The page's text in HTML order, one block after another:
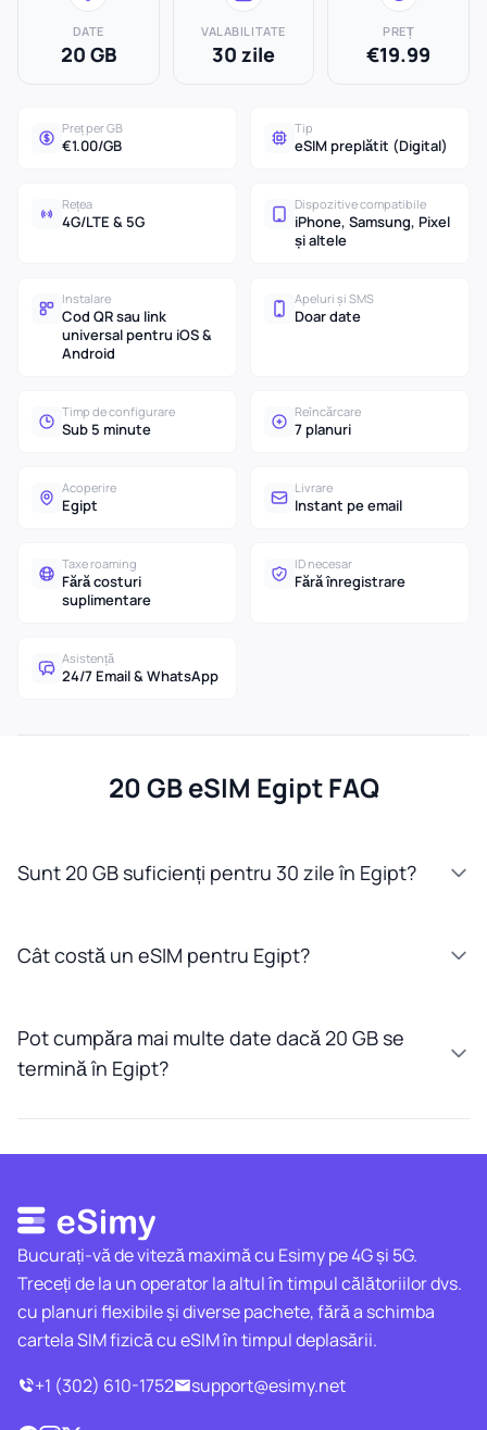
DATE
20 GB
VALABILITATE
30 zile
PREȚ
€19.99
Preț per GB
€1.00/GB
Tip
eSIM preplătit (Digital)
Rețea
4G/LTE & 5G
Dispozitive compatibile
iPhone, Samsung, Pixel
și altele
Instalare
Cod QR sau link
universal pentru iOS &
Android
Apeluri și SMS
Doar date
Timp de configurare
Sub 5 minute
Reîncărcare
7 planuri
Acoperire
Egipt
Livrare
Instant pe email
Taxe roaming
Fără costuri
suplimentare
ID necesar
Fără înregistrare
Asistență
24/7 Email & WhatsApp
20 GB eSIM Egipt FAQ
Sunt 20 GB suficienți pentru 30 zile în Egipt?
Cât costă un eSIM pentru Egipt?
Pot cumpăra mai multe date dacă 20 GB se
termină în Egipt?
Bucurați-vă de viteză maximă cu Esimy pe 4G și 5G.
Treceți de la un operator la altul în timpul călătoriilor dvs.
cu planuri flexibile și diverse pachete, fără a schimba
cartela SIM fizică cu eSIM în timpul deplasării.
+1 (302) 610-1752
support@esimy.net